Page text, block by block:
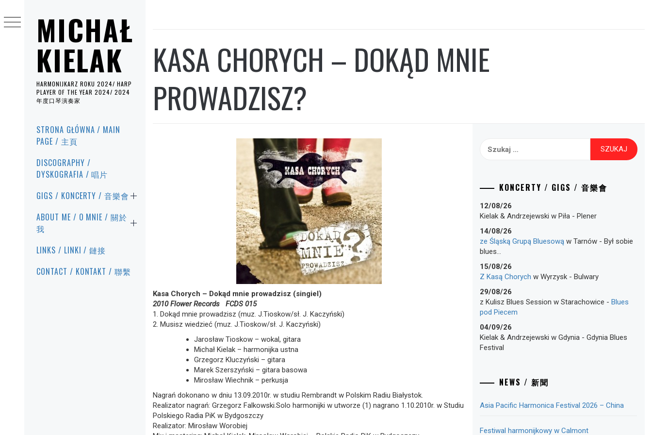
MICHAŁ
KIELAK
HARMONIJKARZ ROKU 2024/ HARP
PLAYER OF THE YEAR 2024/ 2024
年度口琴演奏家
główneSTRONA GŁÓWNA / MAIN
PAGE / 主頁
DISCOGRAPHY /
DYSKOGRAFIA / 唱片
GIGS / KONCERTY / 音樂會
ABOUT ME / O MNIE / 關於
我
LINKS / LINKI / 鏈接
CONTACT / KONTAKT / 聯繫
treści
KASA CHORYCH – DOKĄD MNIE
PROWADZISZ?
Kasa Chorych – Dokąd mnie prowadzisz (singiel)
2010 Flower Records FCDS 015
1. Dokąd mnie prowadzisz (muz. J.Tioskow/sł. J. Kaczyński)
2. Musisz wiedzieć (muz. J.Tioskow/sł. J. Kaczyński)
Jarosław Tioskow – wokal, gitara
Michał Kielak – harmonijka ustna
Grzegorz Kluczyński – gitara
Marek Szerszyński – gitara basowa
Mirosław Wiechnik – perkusja
Nagrań dokonano w dniu 13.09.2010r. w studiu Rembrandt w Polskim Radiu Białystok.
Realizator nagrań: Grzegorz Falkowski.Solo harmonijki w utworze (1) nagrano 1.10.2010r. w Studiu
Polskiego Radia PiK w Bydgoszczy
Realizator: Mirosław Worobiej
KONCERTY / GIGS / 音樂會
12/08/26
Kielak & Andrzejewski w Piła - Plener
14/08/26
ze Śląską Grupą Bluesową w Tarnów - Był sobie
blues…
15/08/26
Z Kasą Chorych w Wyrzysk - Bulwary
29/08/26
z Kulisz Blues Session w Starachowice - Blues
pod Piecem
04/09/26
Kielak & Andrzejewski w Gdynia - Gdynia Blues
Festival
NEWS / 新聞
Asia Pacific Harmonica Festival 2026 – China
Festiwal harmonijkowy w Calmont